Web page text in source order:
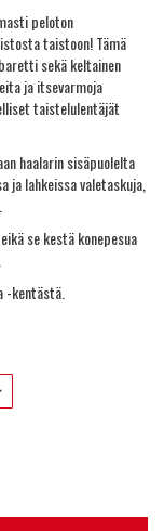
peloton
taistoon! Tämä
sekä keltainen
ja itsevarmoja
taistelulentäjät
haalarin sisäpuolelta
ja lahkeissa valetaskuja,
se kestä konepesua
-kentästä.